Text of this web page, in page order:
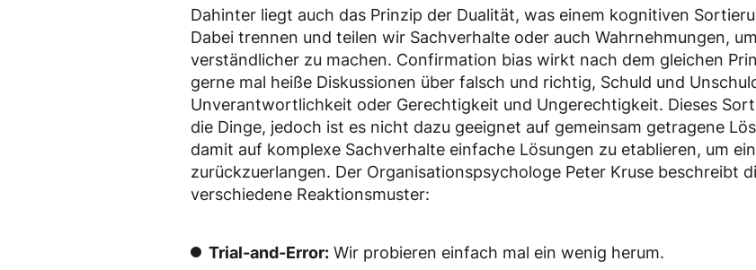
Dahinter liegt auch das Prinzip der Dualität, was einem kognitiven
Dabei trennen und teilen wir Sachverhalte oder auch Wahrnehmungen,
verständlicher zu machen. Confirmation bias wirkt nach dem gleichen
gerne mal heiße Diskussionen über falsch und richtig, Schuld und
Unverantwortlichkeit oder Gerechtigkeit und Ungerechtigkeit. Dieses
die Dinge, jedoch ist es nicht dazu geeignet auf gemeinsam getragene
damit auf komplexe Sachverhalte einfache Lösungen zu etablieren, um
zurückzuerlangen. Der Organisationspsychologe Peter Kruse beschreibt
verschiedene Reaktionsmuster:
Trial-and-Error: Wir probieren einfach mal ein wenig herum.